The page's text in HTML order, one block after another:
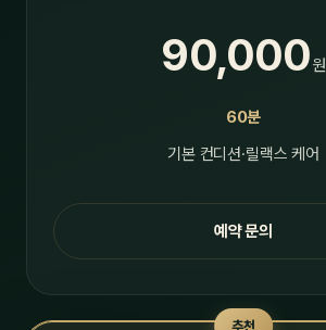
90,000원
60분
기본 컨디션·릴랙스 케어
예약 문의
추천